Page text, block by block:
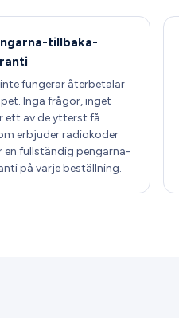
tillbaka-
fungerar återbetalar
Inga frågor, inget
ett av de ytterst få
erbjuder radiokoder
en fullständig pengarna-
på varje beställning.